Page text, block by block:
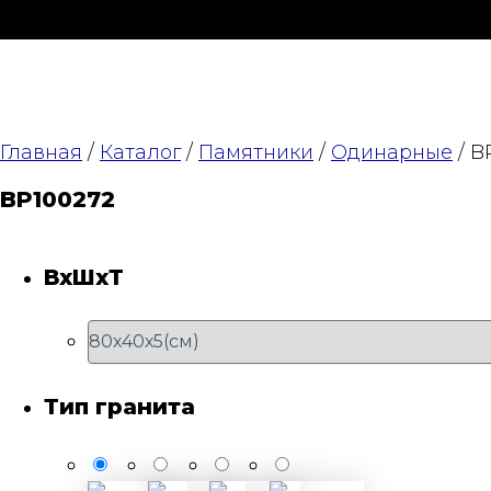
Главная / Каталог/ Памятники / Одинарные /
BP100272
Тип гранита
ВхШхТ